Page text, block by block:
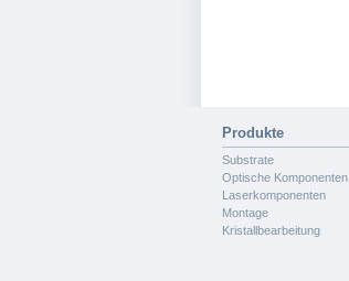
Produkte
Substrate
Optische Komponenten
Laserkomponenten
Montage
Kristallbearbeitung